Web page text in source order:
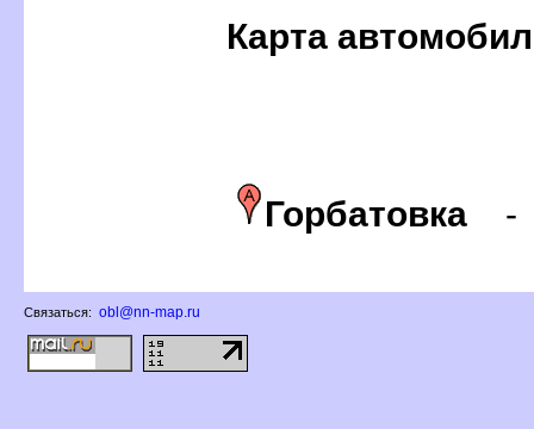
Карта
Горбатовка
Связаться: obl@nn-map.ru